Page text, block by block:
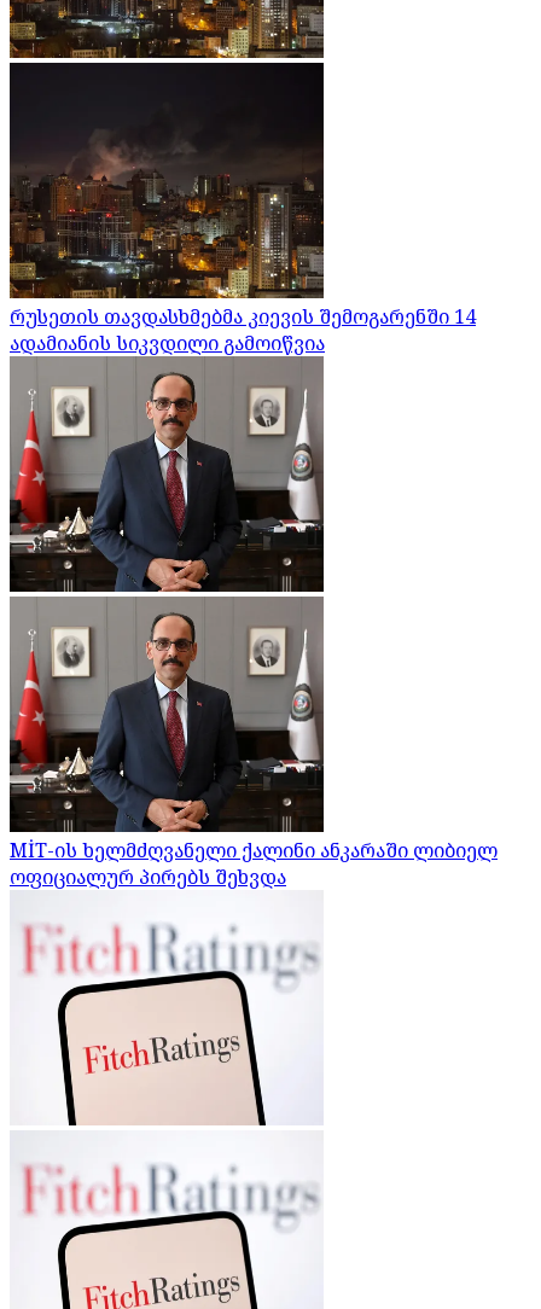
რუსეთის თავდასხმებმა კიევის შემოგარენში 14
ადამიანის სიკვდილი გამოიწვია
MİT-ის ხელმძღვანელი ქალინი ანკარაში ლიბიელ
ოფიციალურ პირებს შეხვდა